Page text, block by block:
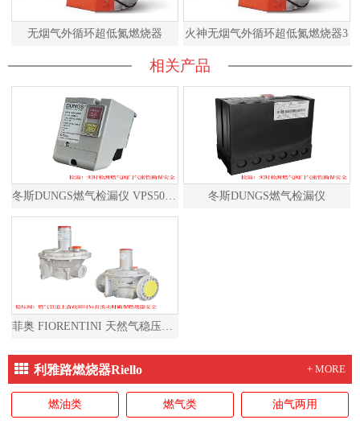
无烟气外循环超低氮燃烧器 火神无烟气外循环超低氮燃烧器3
相关产品
冬斯DUNGS燃气检漏仪
利雅路燃烧器Riello + MORE
燃油类 燃气类 油气两用